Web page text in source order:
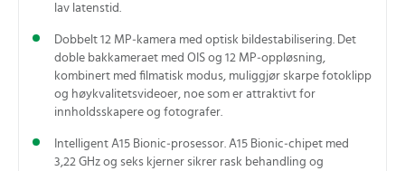
lav latenstid.
Dobbelt 12 MP‑kamera med optisk bildestabilisering. Det
doble bakkameraet med OIS og 12 MP‑oppløsning,
kombinert med filmatisk modus, muliggjør skarpe fotoklipp
og høykvalitetsvideoer, noe som er attraktivt for
innholdsskapere og fotografer.
Intelligent A15 Bionic‑prosessor. A15 Bionic‑chipet med
3,22 GHz og seks kjerner sikrer rask behandling og